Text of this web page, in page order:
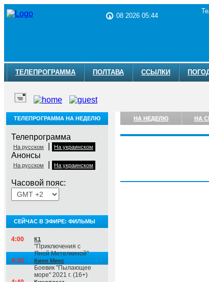
08 2026 05:44
ТЕЛЕПРОГРАММА ПОЛТАВА ССЫЛКИ
ТЕЛЕПРОГРАММА НА НЕДЕЛЮ
Телепрограмма
На русском На украинском
Анонсы
На русском На украинском
Часовой пояс:
СЕЙЧАС В ЭФИРЕ: ФИЛЬМЫ
4:00 К1
"Приключения с
Яной Метелкиной"
4:35
Кино Микс
Боевик "Пылающее
море" 2021 г. (16+)
НА НЕДЕЛЮ НА